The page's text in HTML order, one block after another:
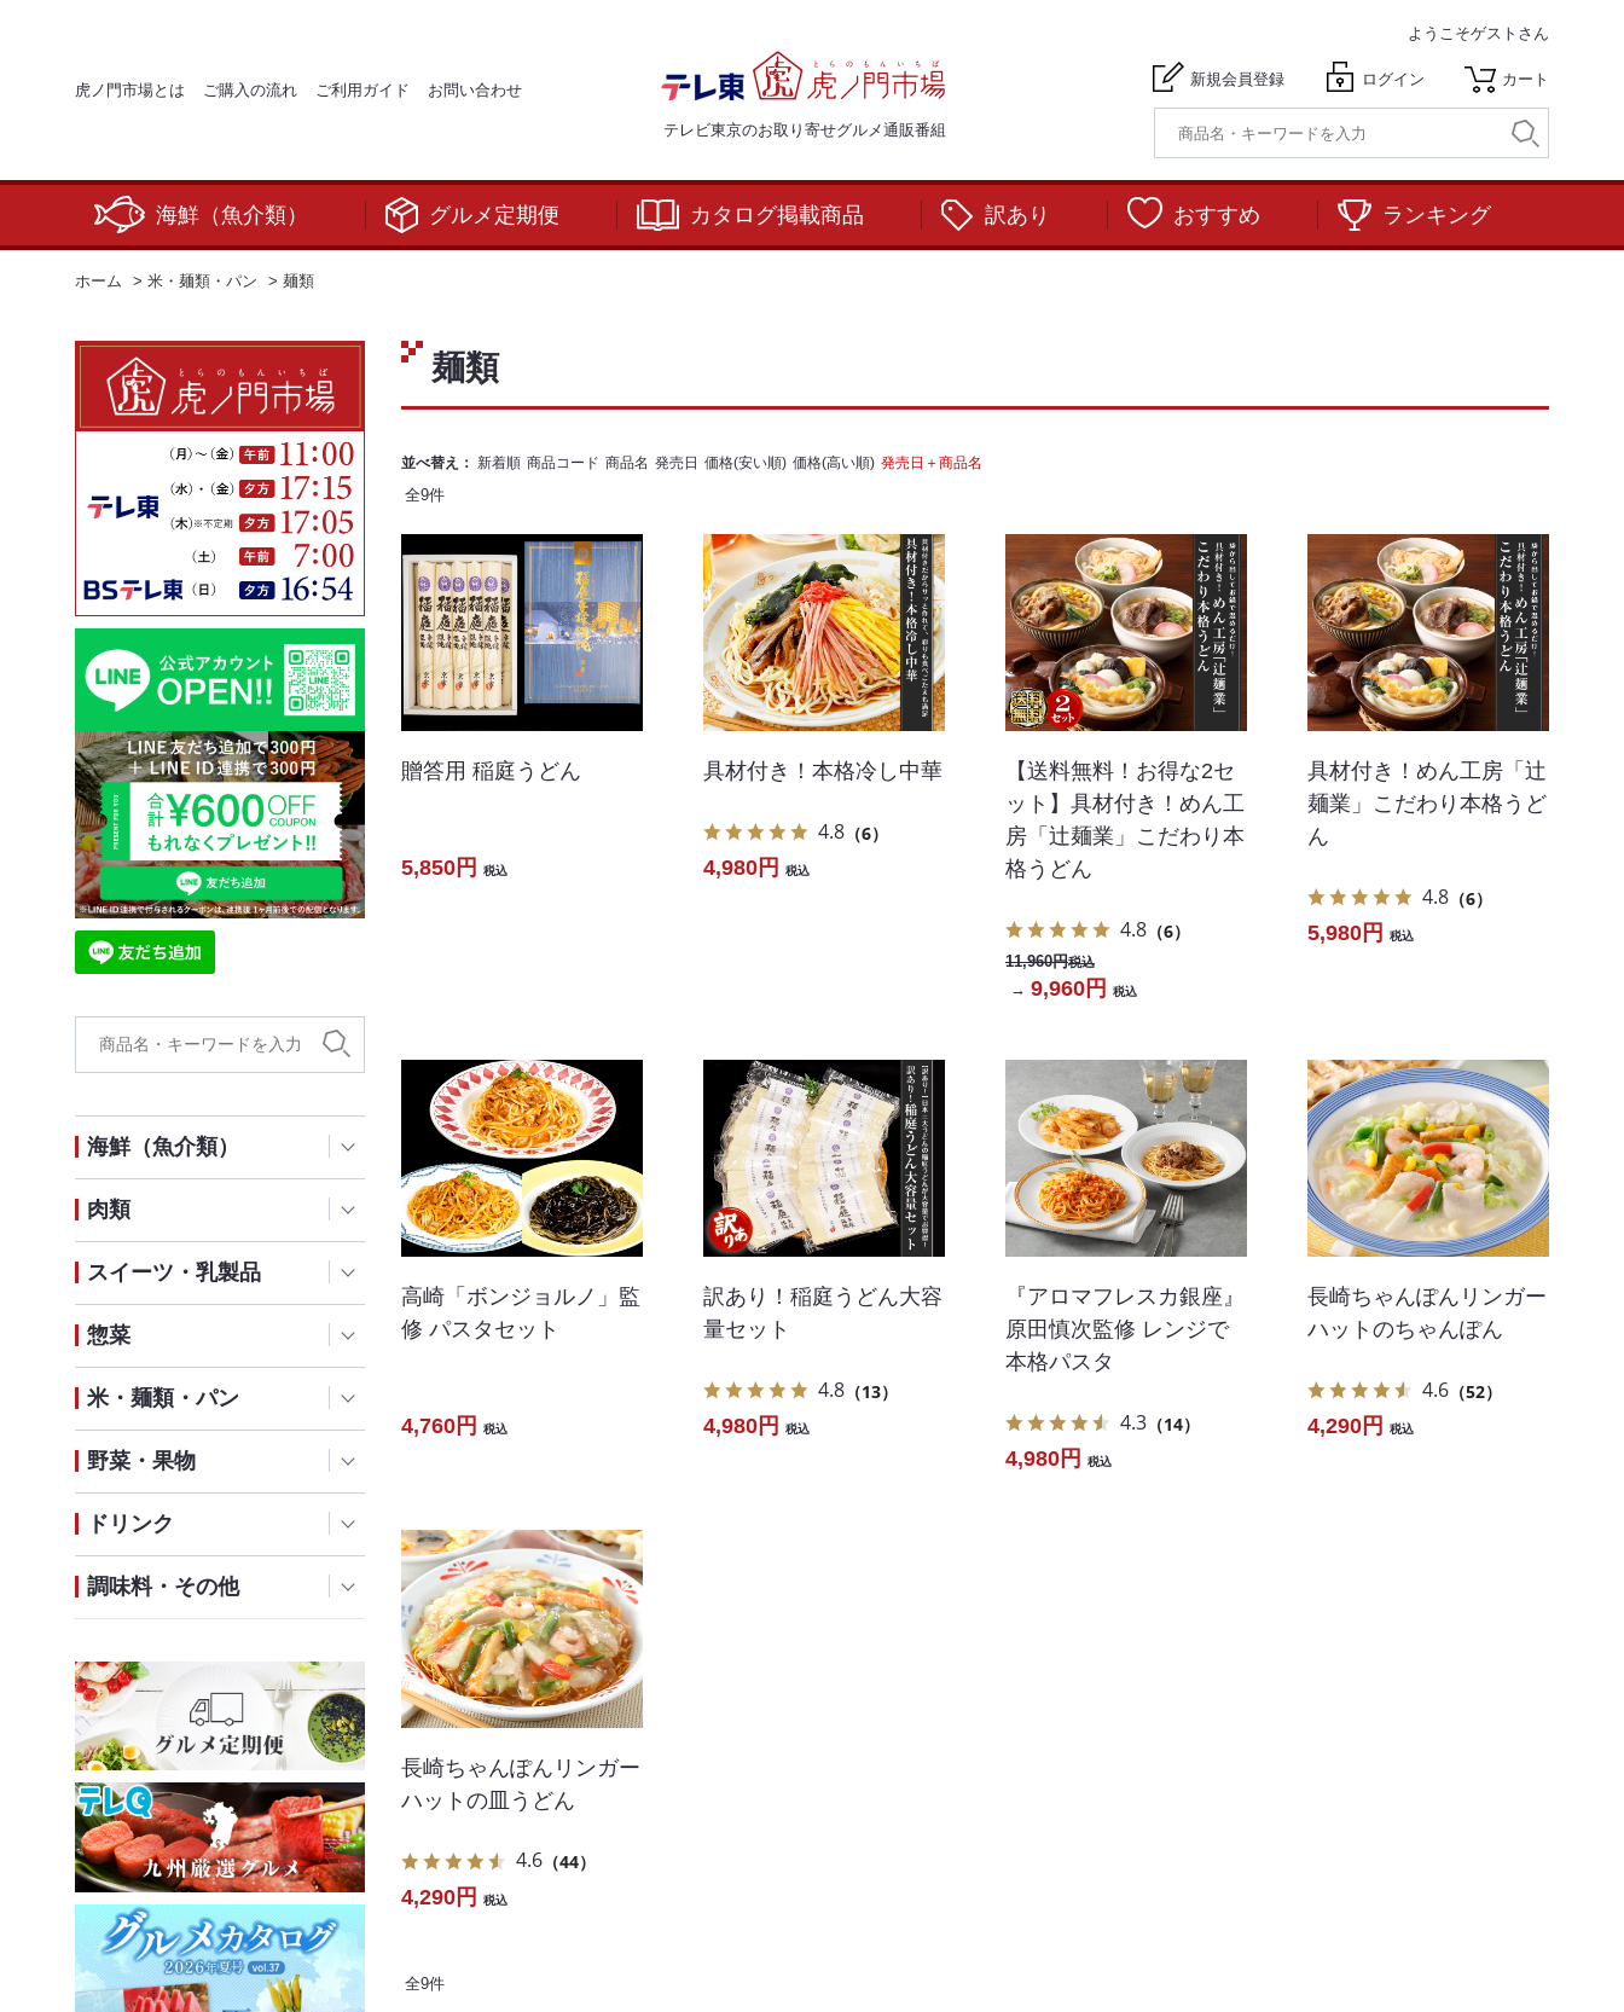
虎ノ門市場とは ご購入の流れ ご利用ガイド お問い合わせ
テレビ東京のお取り寄せグルメ通販番組
ようこそゲストさん
新規会員登録 ログイン カート
海鮮（魚介類） グルメ定期便 カタログ掲載商品 訳あり おすすめ ランキング
ホーム > 米・麺類・パン > 麺類
海鮮（魚介類）
肉類
スイーツ・乳製品
惣菜
米・麺類・パン
野菜・果物
ドリンク
調味料・その他
麺類
並べ替え： 新着順 商品コード 商品名 発売日 価格(安い順) 価格(高い順) 発売日＋商品名
全9件
贈答用 稲庭うどん
5,850円 税込
具材付き！本格冷し中華
4.8 （6）
4,980円 税込
【送料無料！お得な2セ
ット】具材付き！めん工
房「辻麺業」こだわり本
格うどん
4.8 （6）
11,960円税込
→ 9,960円 税込
具材付き！めん工房「辻
麺業」こだわり本格うど
ん
4.8 （6）
5,980円 税込
高崎「ボンジョルノ」監
修 パスタセット
4,760円 税込
訳あり！稲庭うどん大容
量セット
4.8 （13）
4,980円 税込
『アロマフレスカ銀座』
原田慎次監修 レンジで
本格パスタ
4.3 （14）
4,980円 税込
長崎ちゃんぽんリンガー
ハットのちゃんぽん
4.6 （52）
4,290円 税込
長崎ちゃんぽんリンガー
ハットの皿うどん
4.6 （44）
4,290円 税込
全9件